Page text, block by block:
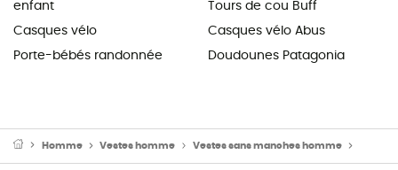
enfant
Casques vélo
Porte-bébés randonnée
Tours de cou Buff
Casques vélo Abus
Doudounes Patagonia
Homme Vestes homme Vestes sans manches homme